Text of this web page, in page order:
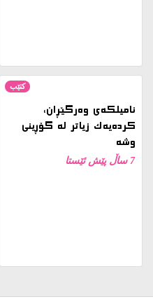
کتێب
کردەیەک زیاتر لە گۆڕینی
وشە
7 ساڵ پێش ئێستا